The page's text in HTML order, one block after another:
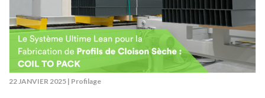
22 JANVIER 2025 | Profilage